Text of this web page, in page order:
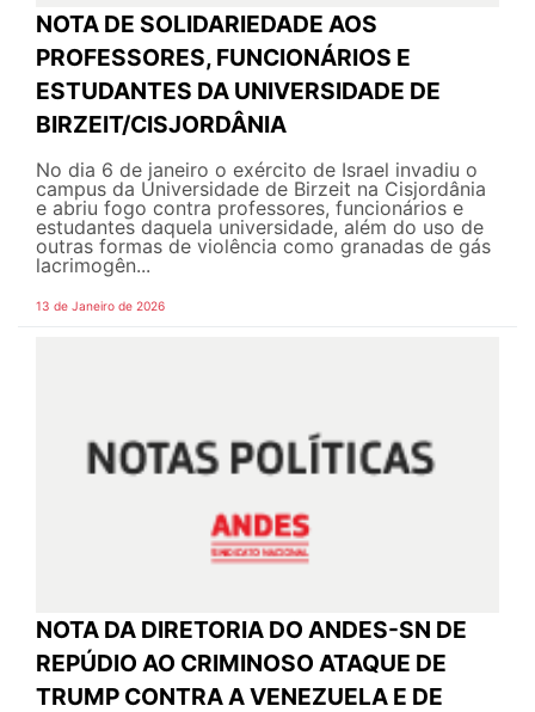
NOTA DE SOLIDARIEDADE AOS
PROFESSORES, FUNCIONÁRIOS E
ESTUDANTES DA UNIVERSIDADE DE
BIRZEIT/CISJORDÂNIA
No dia 6 de janeiro o exército de Israel invadiu o
campus da Universidade de Birzeit na Cisjordânia
e abriu fogo contra professores, funcionários e
estudantes daquela universidade, além do uso de
outras formas de violência como granadas de gás
lacrimogên...
13 de Janeiro de 2026
NOTA DA DIRETORIA DO ANDES-SN DE
REPÚDIO AO CRIMINOSO ATAQUE DE
TRUMP CONTRA A VENEZUELA E DE